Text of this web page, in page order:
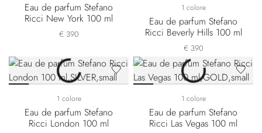
Eau de parfum Stefano
Ricci New York 100 ml
€ 390
1 colore
Eau de parfum Stefano
Ricci Beverly Hills 100 ml
€ 390
1 colore
Eau de parfum Stefano
Ricci London 100 ml
1 colore
Eau de parfum Stefano
Ricci Las Vegas 100 ml